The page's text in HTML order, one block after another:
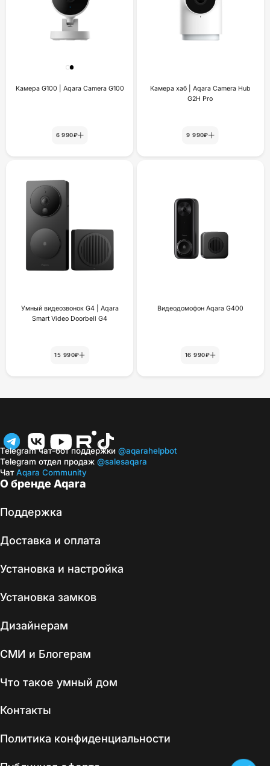
Камера G100 | Aqara Camera G100
6 990₽
Камера хаб | Aqara Camera Hub
G2H Pro
9 990₽
Умный видеозвонок G4 | Aqara
Smart Video Doorbell G4
15 990₽
Видеодомофон Aqara G400
16 990₽
О бренде Aqara
Поддержка
Доставка и оплата
Установка и настройка
Установка замков
Дизайнерам
СМИ и Блогерам
Что такое умный дом
Контакты
Политика конфиденциальности
Telegram чат-бот поддержки @aqarahelpbot
Telegram отдел продаж @salesaqara
ЧатAqara Community